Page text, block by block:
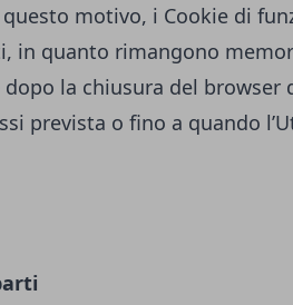
questo motivo, i Cookie di
in quanto rimangono
dopo la chiusura del
prevista o fino a quando